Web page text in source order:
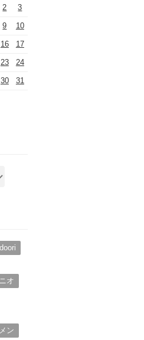
2 3
9 10
16 17
23 24
30 31
オ
ン